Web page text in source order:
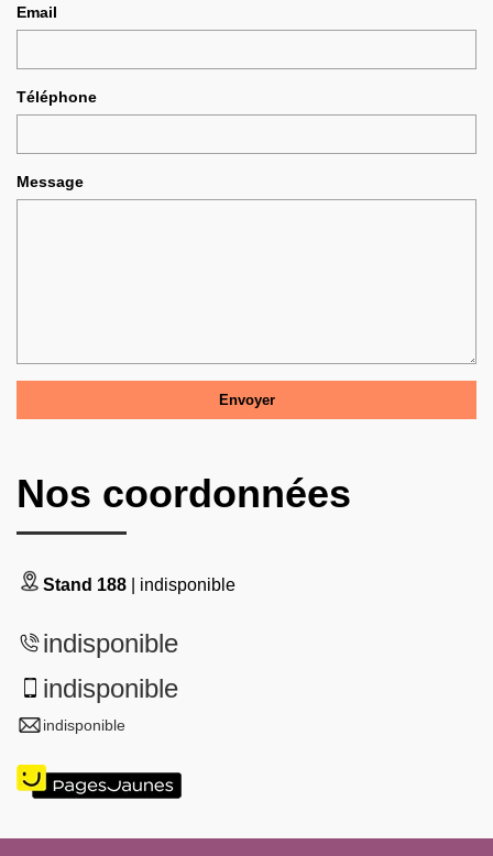
Email
Téléphone
Message
Nos coordonnées
Stand 188 | indisponible
indisponible
indisponible
indisponible